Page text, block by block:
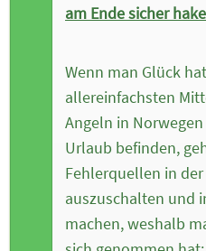
am Ende sicher
Wenn man Glück
allereinfachsten
Angeln in
Urlaub befinden,
Fehlerquellen in
auszuschalten und
machen, weshalb